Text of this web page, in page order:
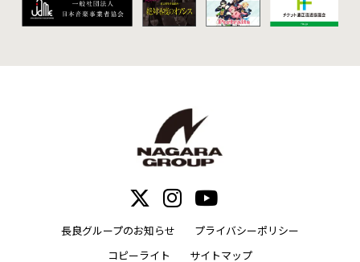
長良グループのお知らせ
プライバシーポリシー
コピーライト
サイトマップ